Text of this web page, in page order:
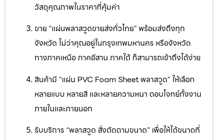
วัสดุคุณภาพในราคาที่คุ้มค่า
ขาย “แผ่นพลาสวูดขายส่งทั่วไทย” พร้อมส่งถึงทุก
จังหวัด ไม่ว่าคุณอยู่ในกรุงเทพมหานคร หรือจังหวัด
ทางภาคเหนือ ภาคอีสาน ภาคใต้ ก็สามารถเข้าถึงได้ง่าย
สินค้ามี “แผ่น PVC Foam Sheet พลาสวูด” ให้เลือก
หลายแบบ หลายสี และหลายความหนา ตอบโจทย์ทั้งงาน
ภายในและภายนอก
รับบริการ “พลาสวูด สั่งตัดตามขนาด” เพื่อให้ได้ขนาดที่